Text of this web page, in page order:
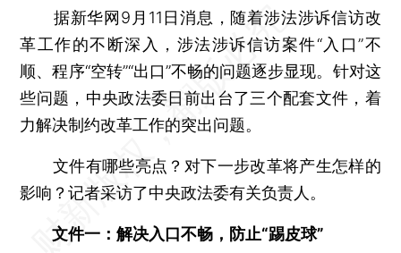
据新华网9月11日消息，随着涉法涉诉信访改
革工作的不断深入，涉法涉诉信访案件“入口”不
顺、程序“空转”“出口”不畅的问题逐步显现。针对这
些问题，中央政法委日前出台了三个配套文件，着
力解决制约改革工作的突出问题。
文件有哪些亮点？对下一步改革将产生怎样的
影响？记者采访了中央政法委有关负责人。
文件一：解决入口不畅，防止“踢皮球”